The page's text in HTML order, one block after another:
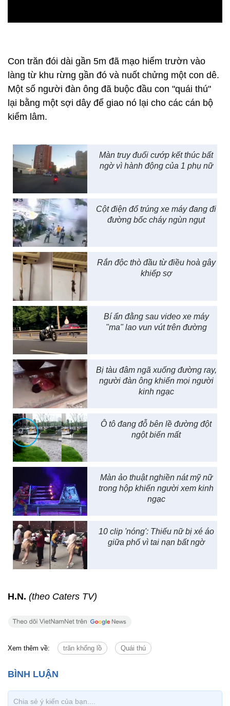
Con trăn đói dài gần 5m đã mạo hiểm trườn vào
làng từ khu rừng gần đó và nuốt chửng một con dê.
Một số người đàn ông đã buộc đầu con "quái thú"
lại bằng một sợi dây để giao nó lại cho các cán bộ
kiểm lâm.
Màn truy đuổi cướp kết thúc bất
ngờ vì hành động của 1 phụ nữ
Cột điện đổ trúng xe máy đang đi
đường bốc cháy ngùn ngụt
Rắn độc thò đầu từ điều hoà gây
khiếp sợ
Bí ẩn đằng sau video xe máy
"ma" lao vun vút trên đường
Bị tàu đâm ngã xuống đường ray,
người đàn ông khiến mọi người
kinh ngạc
Ô tô đang đỗ bên lề đường đột
ngột biến mất
Màn ảo thuật nghiền nát mỹ nữ
trong hộp khiến người xem kinh
ngạc
10 clip 'nóng': Thiếu nữ bị xé áo
giữa phố vì tai nạn bất ngờ
H.N. (theo Caters TV)
Xem thêm về: trăn khổng lồ Quái thú